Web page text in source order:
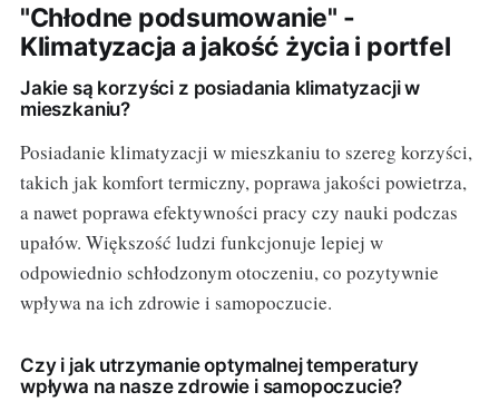
"Chłodne podsumowanie" -
Klimatyzacja a jakość życia i portfel
Jakie są korzyści z posiadania klimatyzacji w
mieszkaniu?
Posiadanie klimatyzacji w mieszkaniu to szereg korzyści,
takich jak komfort termiczny, poprawa jakości powietrza,
a nawet poprawa efektywności pracy czy nauki podczas
upałów. Większość ludzi funkcjonuje lepiej w
odpowiednio schłodzonym otoczeniu, co pozytywnie
wpływa na ich zdrowie i samopoczucie.
Czy i jak utrzymanie optymalnej temperatury
wpływa na nasze zdrowie i samopoczucie?